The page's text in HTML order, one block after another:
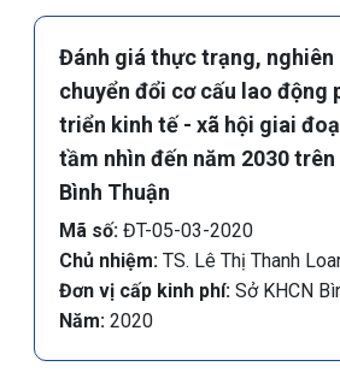
Đánh giá thực trạng, nghiên
chuyển đổi cơ cấu lao động
triển kinh tế - xã hội giai
tầm nhìn đến năm 2030
Bình Thuận
Mã số:ĐT-05-03-2020
Chủ nhiệm:TS. Lê Thị Thanh
Đơn vị cấp kinh phí:Sở KHCN
Năm:2020